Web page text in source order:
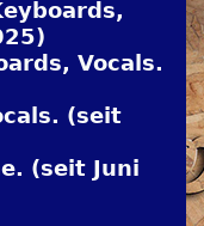
Vocals.
(seit
(seit Juni